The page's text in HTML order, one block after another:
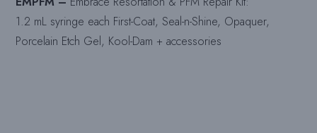
1.2 mL syringe each First-Coat, Seal-n-Shine, Opaquer,
Porcelain Etch Gel, Kool-Dam + accessories